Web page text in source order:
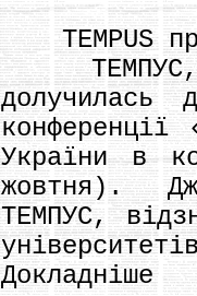
TEMPUS
ТЕМПУС,
долучилась
конференції
України в
жовтня).
ТЕМПУС,
Докладніше